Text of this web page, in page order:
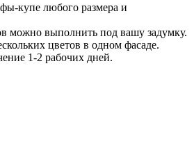
купе любого размера и
можно выполнить под вашу задумку.
цветов в одном фасаде.
1-2 рабочих дней.